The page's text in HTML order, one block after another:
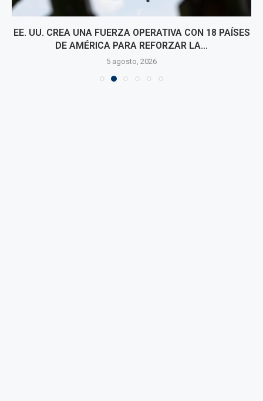
EE. UU. CREA UNA FUERZA OPERATIVA CON 18 PAÍSES
DE AMÉRICA PARA REFORZAR LA...
5 agosto, 2026